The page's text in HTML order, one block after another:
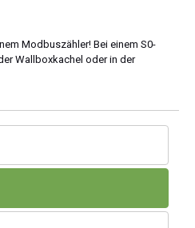
Modbuszähler! Bei einem S0-
Wallboxkachel oder in der